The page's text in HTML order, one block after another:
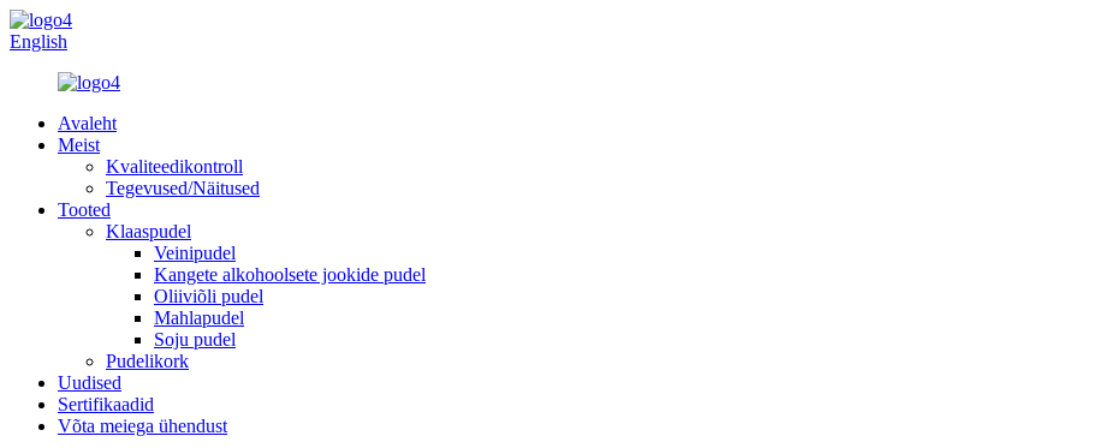
English
Avaleht
Meist
Kvaliteedikontroll
Tegevused/Näitused
Tooted
Klaaspudel
Veinipudel
Kangete alkohoolsete jookide pudel
Oliiviõli pudel
Mahlapudel
Soju pudel
Pudelikork
Uudised
Sertifikaadid
Võta meiega ühendust